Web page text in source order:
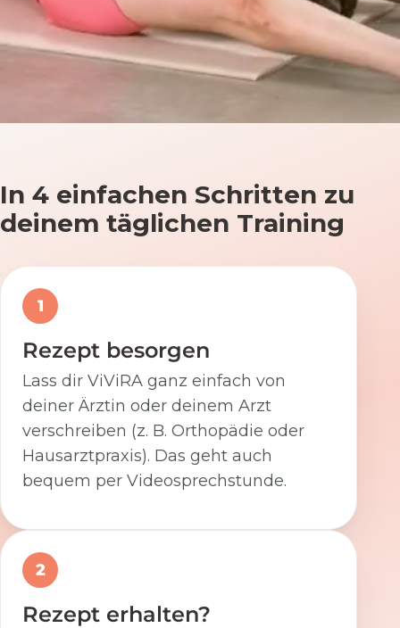
In 4 einfachen Schritten zu
deinem täglichen Training
1
Rezept besorgen
Lass dir ViViRA ganz einfach von
deiner Ärztin oder deinem Arzt
verschreiben (z. B. Orthopädie oder
Hausarztpraxis). Das geht auch
bequem per Videosprechstunde.
2
Rezept erhalten?